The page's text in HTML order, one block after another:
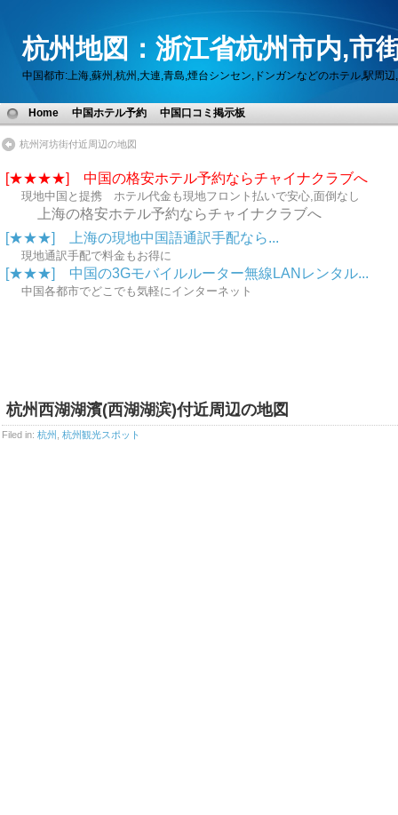
杭州地図：浙江省杭州市内,市
中国都市:上海,蘇州,杭州,大連,青島,煙台シンセン,ドンガンなどのホテル,駅周
Home 中国ホテル予約 中国口コミ掲示板
杭州河坊街付近周辺の地図
[★★★★] 中国の格安ホテル予約ならチャイナクラブへ
現地中国と提携 ホテル代金も現地フロント払いで安心,面倒なし
上海の格安ホテル予約ならチャイナクラブへ
[★★★] 上海の現地中国語通訳手配なら...
現地通訳手配で料金もお得に
[★★★] 中国の3Gモバイルルーター無線LANレンタル...
中国各都市でどこでも気軽にインターネット
杭州西湖湖濱(西湖湖滨)付近周辺の地図
Filed in: 杭州 杭州観光スポット